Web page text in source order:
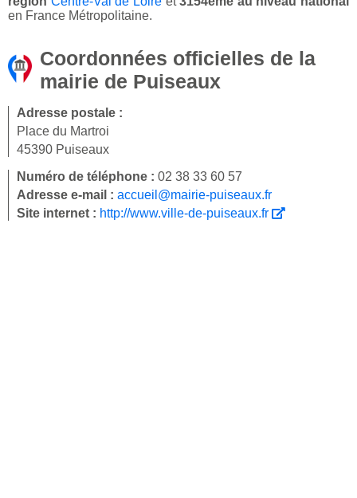
en France Métropolitaine.
Coordonnées officielles de la
mairie de Puiseaux
Adresse postale :
Place du Martroi
45390 Puiseaux
Numéro de téléphone : 02 38 33 60 57
Adresse e-mail : accueil@mairie-puiseaux.fr
Site internet : http://www.ville-de-puiseaux.fr